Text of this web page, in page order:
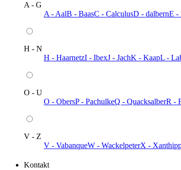
A - G
A - AalB - BaasC - CalculusD - dalbernE -
H - N
H - HaarnetzI - IbexJ - JachK - KaapL -
O - U
O - ObersP - PachulkeQ - QuacksalberR -
V - Z
V - VabanqueW - WackelpeterX -
Kontakt